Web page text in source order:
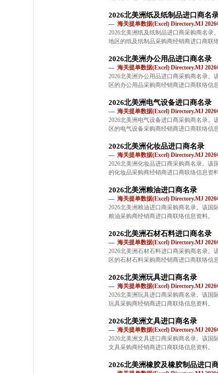
2026北美洲纸及纸制品进口商名
— 海关提单数据(Excel) Directory.MJ 2026
2026北美洲纸及纸制品进口商采购商名录
地区的纸及纸制品采购商经销商进口商联
2026北美洲办公用品进口商名录
— 海关提单数据(Excel) Directory.MJ 2026
2026北美洲办公用品进口商采购商名录。
区的办公用品采购商经销商进口商联络信
2026北美洲电气设备进口商名录
— 海关提单数据(Excel) Directory.MJ 2026
2026北美洲电气设备进口商采购商名录。
区的电气设备采购商经销商进口商联络信
2026北美洲化妆品进口商名录
— 海关提单数据(Excel) Directory.MJ 2026
2026北美洲化妆品进口商采购商名录。该
的化妆品采购商经销商进口商联络信息资
2026北美洲粮油进口商名录
— 海关提单数据(Excel) Directory.MJ 2026
2026北美洲粮油进口商采购商名录。该国
粮油采购商经销商进口商联络信息资料。
2026北美洲石材石料进口商名录
— 海关提单数据(Excel) Directory.MJ 2026
2026北美洲石材石料进口商采购商名录。
区的石材石料采购商经销商进口商联络信
2026北美洲玩具进口商名录
— 海关提单数据(Excel) Directory.MJ 2026
2026北美洲玩具进口商采购商名录。该国
玩具采购商经销商进口商联络信息资料。
2026北美洲文具进口商名录
— 海关提单数据(Excel) Directory.MJ 2026
2026北美洲文具进口商采购商名录。该国
文具采购商经销商进口商联络信息资料。
2026北美洲橡胶及橡胶制品进口